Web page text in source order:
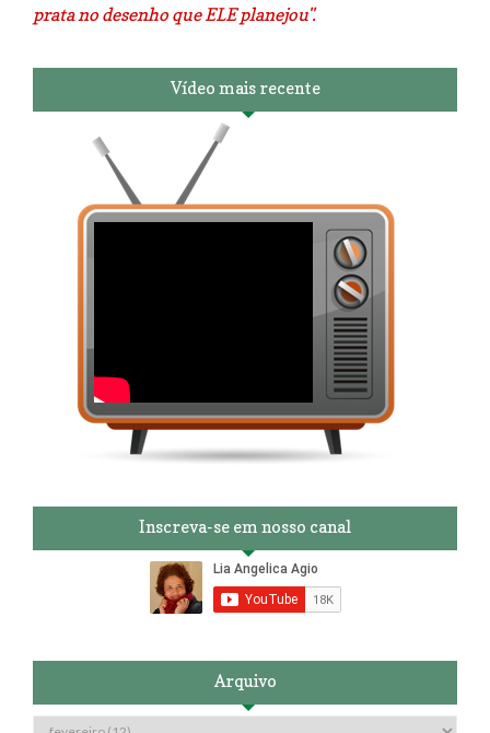
prata no desenho que ELE planejou".
Vídeo mais recente
Inscreva-se em nosso canal
Arquivo